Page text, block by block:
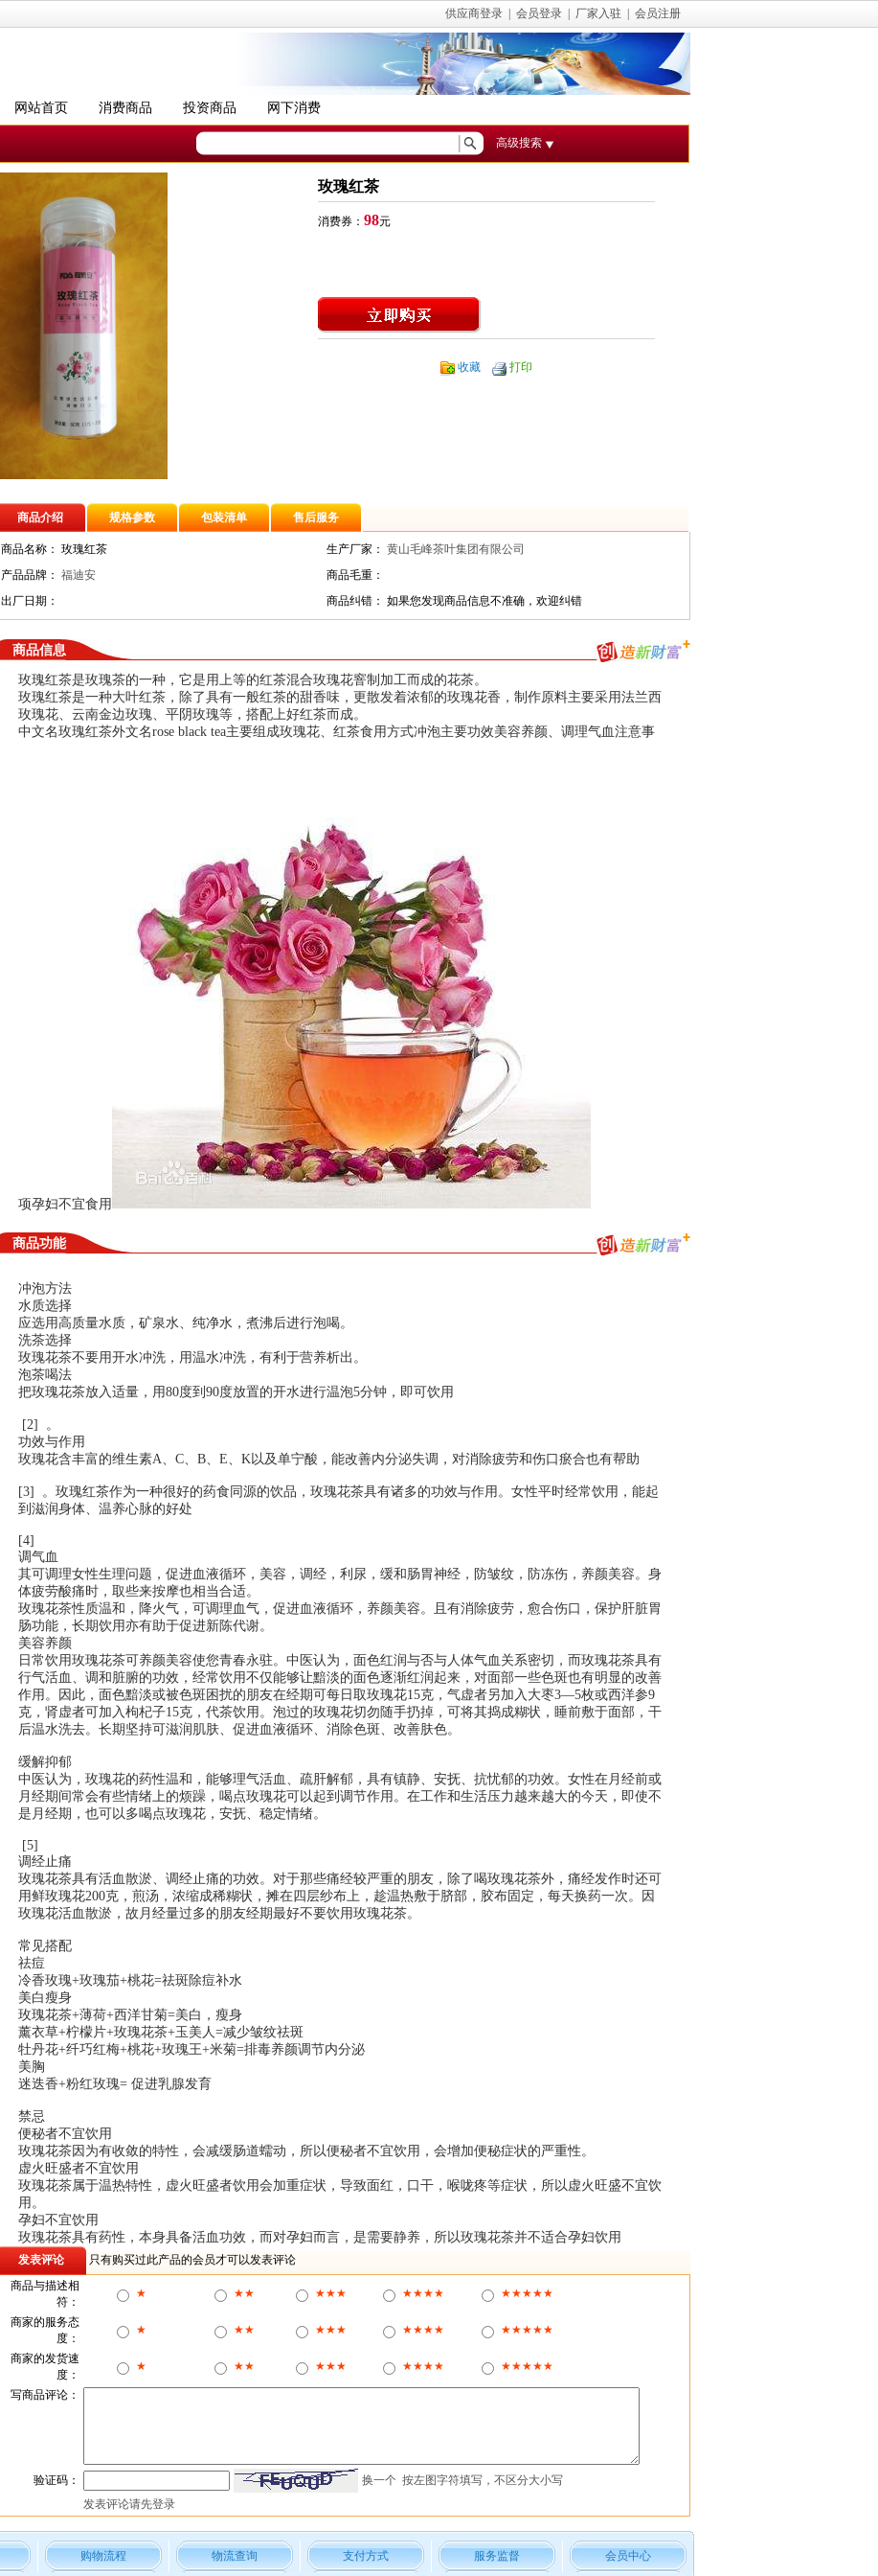
供应商登录 会员登录 厂家入驻 会员注册
网站首页 消费商品 投资商品 网下消费
高级搜索
玫瑰红茶
消费券： 98元
收藏 打印
商品介绍 规格参数 包装清单 售后服务
商品名称： 玫瑰红茶 生产厂家： 黄山毛峰茶叶集团有限公司
产品品牌： 福迪安
商品毛重：
出厂日期：
商品纠错： 如果您发现商品信息不准确， 欢迎纠错
商品信息
玫瑰红茶是玫瑰茶的一种，它是用上等的红茶混合玫瑰花窨制加工而成的花茶。
玫瑰红茶是一种大叶红茶，除了具有一般红茶的甜香味，更散发着浓郁的玫瑰花香，制作原料主要采用法兰西
玫瑰花、云南金边玫瑰、平阴玫瑰等，搭配上好红茶而成。
中文名玫瑰红茶外文名rose black tea主要组成玫瑰花、红茶食用方式冲泡主要功效美容养颜、调理气血注意事
项孕妇不宜食用
商品功能
冲泡方法
水质选择
应选用高质量水质，矿泉水、纯净水，煮沸后进行泡喝。
洗茶选择
玫瑰花茶不要用开水冲洗，用温水冲洗，有利于营养析出。
泡茶喝法
把玫瑰花茶放入适量，用80度到90度放置的开水进行温泡5分钟，即可饮用
[2] 。
功效与作用
玫瑰花含丰富的维生素A、C、B、E、K以及单宁酸，能改善内分泌失调，对消除疲劳和伤口瘀合也有帮助
[3] 。玫瑰红茶作为一种很好的药食同源的饮品，玫瑰花茶具有诸多的功效与作用。女性平时经常饮用，能起
到滋润身体、温养心脉的好处
[4]
调气血
其可调理女性生理问题，促进血液循环，美容，调经，利尿，缓和肠胃神经，防皱纹，防冻伤，养颜美容。身
体疲劳酸痛时，取些来按摩也相当合适。
玫瑰花茶性质温和，降火气，可调理血气，促进血液循环，养颜美容。且有消除疲劳，愈合伤口，保护肝脏胃
肠功能，长期饮用亦有助于促进新陈代谢。
美容养颜
日常饮用玫瑰花茶可养颜美容使您青春永驻。中医认为，面色红润与否与人体气血关系密切，而玫瑰花茶具有
行气活血、调和脏腑的功效，经常饮用不仅能够让黯淡的面色逐渐红润起来，对面部一些色斑也有明显的改善
作用。因此，面色黯淡或被色斑困扰的朋友在经期可每日取玫瑰花15克，气虚者另加入大枣3—5枚或西洋参9
克，肾虚者可加入枸杞子15克，代茶饮用。泡过的玫瑰花切勿随手扔掉，可将其捣成糊状，睡前敷于面部，干
后温水洗去。长期坚持可滋润肌肤、促进血液循环、消除色斑、改善肤色。
缓解抑郁
中医认为，玫瑰花的药性温和，能够理气活血、疏肝解郁，具有镇静、安抚、抗忧郁的功效。女性在月经前或
月经期间常会有些情绪上的烦躁，喝点玫瑰花可以起到调节作用。在工作和生活压力越来越大的今天，即使不
是月经期，也可以多喝点玫瑰花，安抚、稳定情绪。
[5]
调经止痛
玫瑰花茶具有活血散淤、调经止痛的功效。对于那些痛经较严重的朋友，除了喝玫瑰花茶外，痛经发作时还可
用鲜玫瑰花200克，煎汤，浓缩成稀糊状，摊在四层纱布上，趁温热敷于脐部，胶布固定，每天换药一次。因
玫瑰花活血散淤，故月经量过多的朋友经期最好不要饮用玫瑰花茶。
常见搭配
祛痘
冷香玫瑰+玫瑰茄+桃花=祛斑除痘补水
美白瘦身
玫瑰花茶+薄荷+西洋甘菊=美白，瘦身
薰衣草+柠檬片+玫瑰花茶+玉美人=减少皱纹祛斑
牡丹花+纤巧红梅+桃花+玫瑰王+米菊=排毒养颜调节内分泌
美胸
迷迭香+粉红玫瑰= 促进乳腺发育
禁忌
便秘者不宜饮用
玫瑰花茶因为有收敛的特性，会减缓肠道蠕动，所以便秘者不宜饮用，会增加便秘症状的严重性。
虚火旺盛者不宜饮用
玫瑰花茶属于温热特性，虚火旺盛者饮用会加重症状，导致面红，口干，喉咙疼等症状，所以虚火旺盛不宜饮
用。
孕妇不宜饮用
玫瑰花茶具有药性，本身具备活血功效，而对孕妇而言，是需要静养，所以玫瑰花茶并不适合孕妇饮用
发表评论
只有购买过此产品的会员才可以发表评论
商品与描述相
符：
★ ★★ ★★★ ★★★★ ★★★★★
商家的服务态
度：
★ ★★ ★★★ ★★★★ ★★★★★
商家的发货速
度：
★ ★★ ★★★ ★★★★ ★★★★★
写商品评论：
验证码： 换一个 按左图字符填写，不区分大小写
发表评论请先登录
购物流程 物流查询 支付方式 服务监督 会员中心